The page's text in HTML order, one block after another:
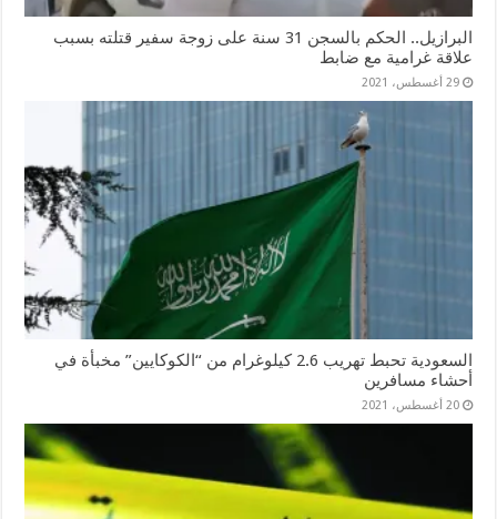
البرازيل.. الحكم بالسجن 31 سنة على زوجة سفير قتلته بسبب
علاقة غرامية مع ضابط
29 أغسطس، 2021
السعودية تحبط تهريب 2.6 كيلوغرام من “الكوكايين” مخبأة في
أحشاء مسافرين
20 أغسطس، 2021